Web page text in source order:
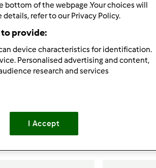
bottom of the webpage .Your choices will
refer to our Privacy Policy.
to provide:
device characteristics for identification.
Personalised advertising and content,
research and services
I Accept